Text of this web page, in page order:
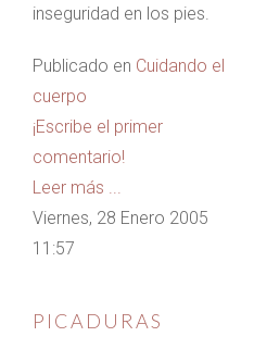
inseguridad en los pies.
Publicado en Cuidando el
cuerpo
¡Escribe el primer
comentario!
Leer más ...
Viernes, 28 Enero 2005
11:57
PICADURAS